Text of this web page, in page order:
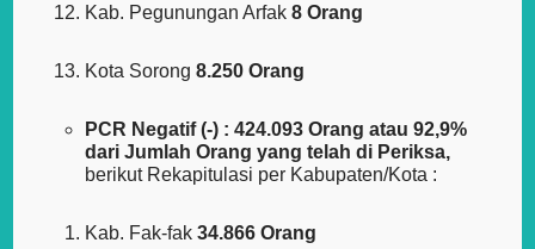
Kab. Pegunungan Arfak8 Orang
Kota Sorong8.250 Orang
PCR Negatif (-) : 424.093 Orang atau 92,9%
dari Jumlah Orang yang telah di Periksa,
berikut Rekapitulasi per Kabupaten/Kota :
Kab. Fak-fak34.866 Orang